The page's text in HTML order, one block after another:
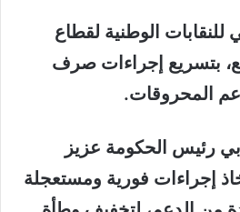
للنقابات الوطنية لقطاع
بتسريع إجراءات صرف
المحروقات.
رئيس الحكومة عزيز
إجراءات فورية ومستعجلة